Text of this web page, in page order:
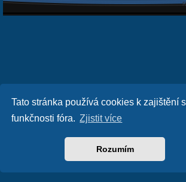
Tato stránka používá cookies k zajištění
funkčnosti fóra. Zjistit více
Rozumím